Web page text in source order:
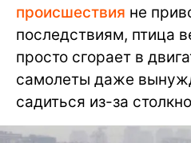
происшествия не
последствиям, птица
просто сгорает в
самолеты даже
садиться из-за